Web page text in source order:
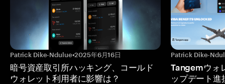
Patrick Dike-Ndulue•2025年6月16日
暗号資産取引所ハッキング、コールド
ウォレット利用者に影響は？
Patrick Dike-
Tangemウォ
ップデート進